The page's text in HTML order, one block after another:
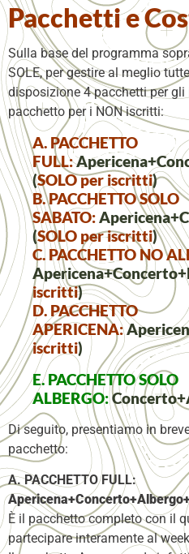
Pacchetti e
Sulla base del programma
SOLE, per gestire al meglio
disposizione 4 pacchetti per gli
pacchetto per i NON iscritti:
A. PACCHETTO
FULL:
(SOLO per iscritti)
B. PACCHETTO SOLO
SABATO:
(SOLO per iscritti)
C. PACCHETTO NO
iscritti)
D. PACCHETTO
APERICENA:
iscritti)
E. PACCHETTO SOLO
ALBERGO:
Di seguito, presentiamo in
pacchetto:
A. PACCHETTO FULL:
È il pacchetto completo con il
partecipare interamente al